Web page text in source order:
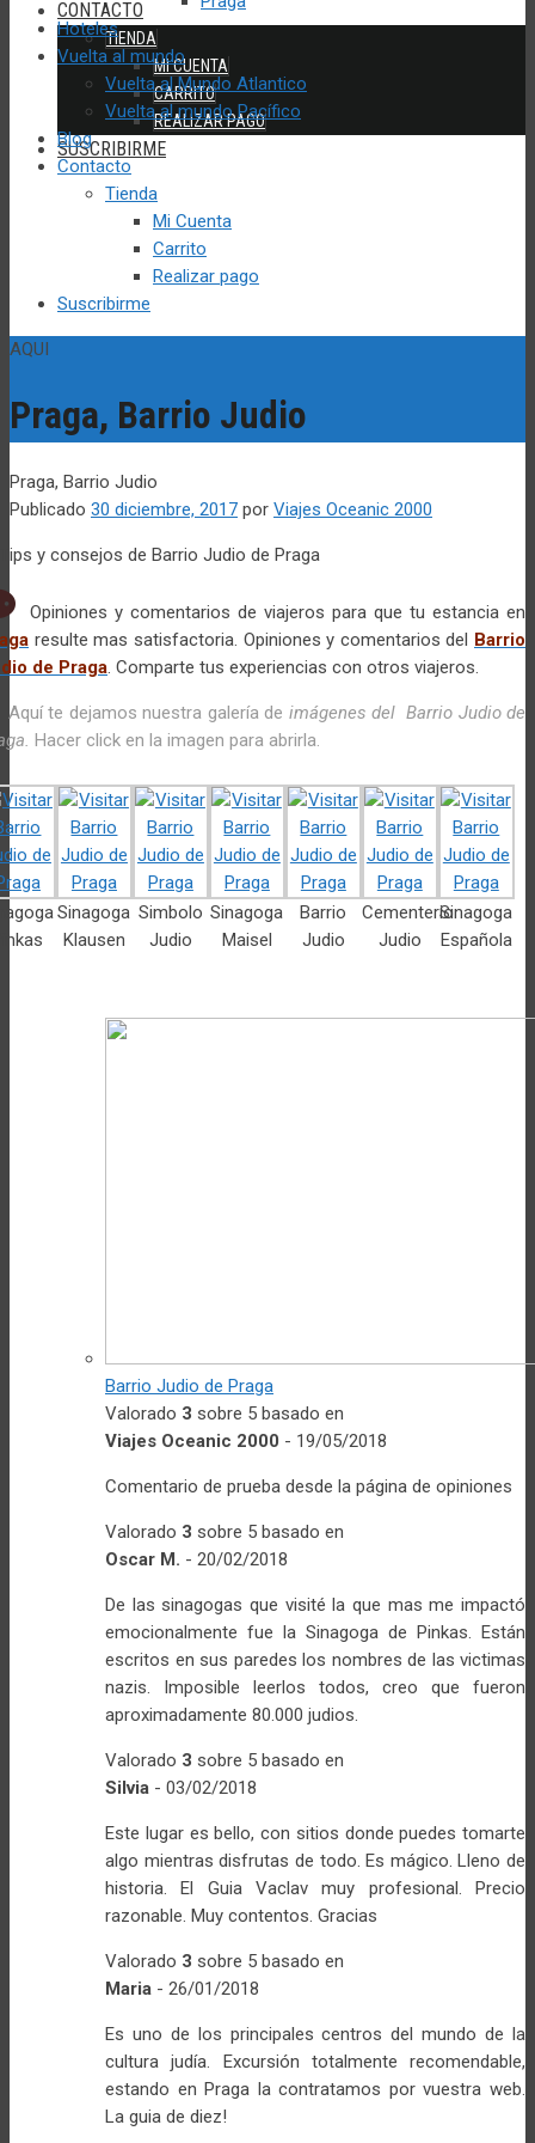
CONTACTO
TIENDA
MI CUENTA
CARRITO
REALIZAR PAGO
SUSCRIBIRME
Hoteles
Vuelta al mundo
Vuelta al Mundo Atlantico
Vuelta al mundo Pacífico
Blog
Contacto
Tienda
Mi Cuenta
Carrito
Realizar pago
Suscribirme
AQUI
Praga, Barrio Judio
Praga, Barrio Judio
Publicado 30 diciembre, 2017 por Viajes Oceanic 2000
Opiniones y comentarios de viajeros para que tu estancia en
resulte mas satisfactoria. Opiniones y comentarios del Barrio
de Praga. Comparte tus experiencias con otros viajeros.
Aquí te dejamos nuestra galería de imágenes del Barrio Judio de
Hacer click en la imagen para abrirla.
Sinagoga
Klausen
Simbolo
Judio
Sinagoga
Maisel
Barrio
Judio
Cementerio
Judio
Sinagoga
Española
Barrio Judio de Praga
Valorado 3 sobre 5 basado en
Viajes Oceanic 2000 - 19/05/2018
Comentario de prueba desde la página de opiniones
Valorado 3 sobre 5 basado en
Oscar M. - 20/02/2018
De las sinagogas que visité la que mas me impactó
emocionalmente fue la Sinagoga de Pinkas. Están
escritos en sus paredes los nombres de las victimas
nazis. Imposible leerlos todos, creo que fueron
aproximadamente 80.000 judios.
Valorado 3 sobre 5 basado en
Silvia - 03/02/2018
Este lugar es bello, con sitios donde puedes tomarte
algo mientras disfrutas de todo. Es mágico. Lleno de
historia. El Guia Vaclav muy profesional. Precio
razonable. Muy contentos. Gracias
Valorado 3 sobre 5 basado en
Maria - 26/01/2018
Es uno de los principales centros del mundo de la
cultura judía. Excursión totalmente recomendable,
estando en Praga la contratamos por vuestra web.
La guia de diez!